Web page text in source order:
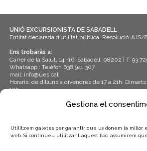
Gestiona el
Utilitzem galetes per garantir que us donem la millor
web. Si continueu utilitzant aquest lloc, assumirem
UNIÓ EXCURSIONISTA DE SABADELL
Entitat declarada d’utilitat pública. Resolució
Ens trobaràs a:
Carrer de la Salut, 14 -16, Sabadell, 08202 | T: 93
Whatsapp : Telèfon 638 941 307
mail: info@ues.cat
Horaris: de dilluns a divendres de 17 a 21h.
12h.
Avís legal
ADHERITS A: